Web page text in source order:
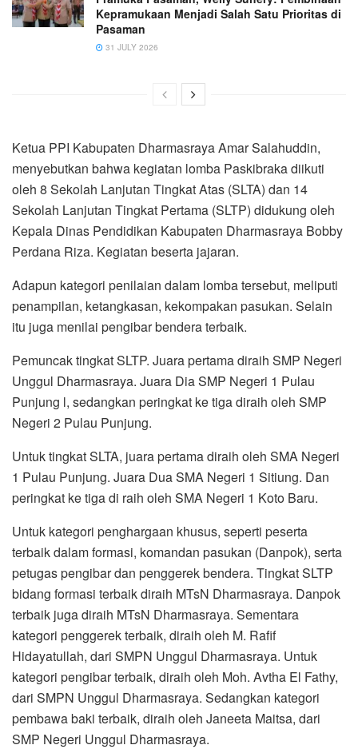
Kepramukaan Menjadi Salah Satu Prioritas di
Pasaman
31 JULY 2026
Ketua PPI Kabupaten Dharmasraya Amar Salahuddin,
menyebutkan bahwa kegiatan lomba Paskibraka diikuti
oleh 8 Sekolah Lanjutan Tingkat Atas (SLTA) dan 14
Sekolah Lanjutan Tingkat Pertama (SLTP) didukung oleh
Kepala Dinas Pendidikan Kabupaten Dharmasraya Bobby
Perdana Riza. Kegiatan beserta jajaran.
Adapun kategori penilaian dalam lomba tersebut, meliputi
penampilan, ketangkasan, kekompakan pasukan. Selain
itu juga menilai pengibar bendera terbaik.
Pemuncak tingkat SLTP. Juara pertama diraih SMP Negeri
Unggul Dharmasraya. Juara Dia SMP Negeri 1 Pulau
Punjung l, sedangkan peringkat ke tiga diraih oleh SMP
Negeri 2 Pulau Punjung.
Untuk tingkat SLTA, juara pertama diraih oleh SMA Negeri
1 Pulau Punjung. Juara Dua SMA Negeri 1 Sitiung. Dan
peringkat ke tiga di raih oleh SMA Negeri 1 Koto Baru.
Untuk kategori penghargaan khusus, seperti peserta
terbaik dalam formasi, komandan pasukan (Danpok), serta
petugas pengibar dan penggerek bendera. Tingkat SLTP
bidang formasi terbaik diraih MTsN Dharmasraya. Danpok
terbaik juga diraih MTsN Dharmasraya. Sementara
kategori penggerek terbaik, diraih oleh M. Rafif
Hidayatullah, dari SMPN Unggul Dharmasraya. Untuk
kategori pengibar terbaik, diraih oleh Moh. Avtha El Fathy,
dari SMPN Unggul Dharmasraya. Sedangkan kategori
pembawa baki terbaik, diraih oleh Janeeta Maitsa, dari
SMP Negeri Unggul Dharmasraya.